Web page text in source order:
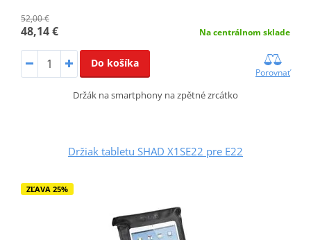
52,00 €
48,14 € Na centrálnom sklade
Do košíka
Porovnať
Držák na smartphony na zpětné zrcátko
Držiak tabletu SHAD X1SE22 pre E22
ZĽAVA 25%